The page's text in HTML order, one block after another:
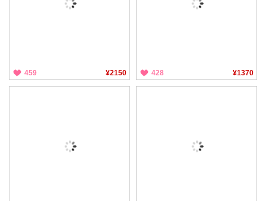
459 ¥2150 428 ¥1370